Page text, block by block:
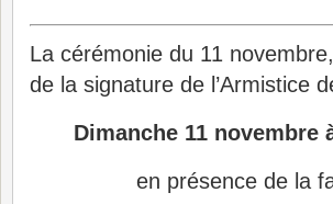
La cérémonie du 11
de la signature de l’Armistice
Dimanche 11 novembre
en présence de la